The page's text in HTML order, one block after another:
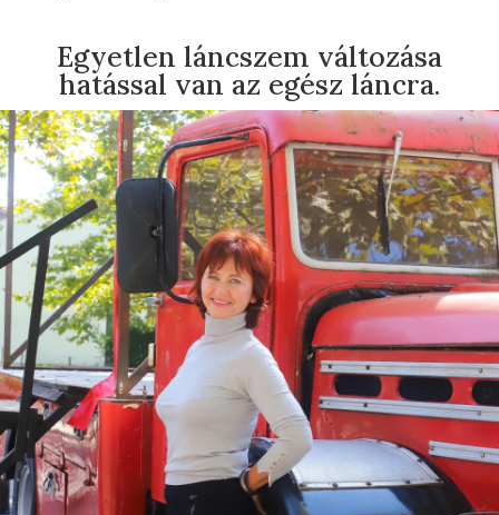
Egyetlen láncszem változása
hatással van az egész láncra.